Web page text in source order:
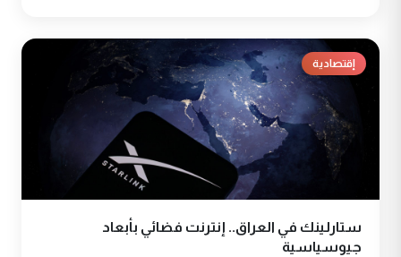
إقتصادية
ستارلينك في العراق.. إنترنت فضائي بأبعاد
جيوسياسية